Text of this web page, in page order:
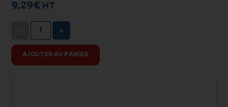
9,29€ HT
+
AJOUTER AU PANIER